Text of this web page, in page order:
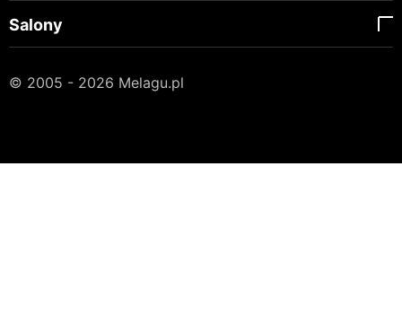
Salony
© 2005 - 2026 Melagu.pl